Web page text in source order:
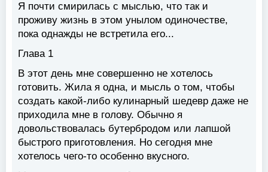
Я почти смирилась с мыслью, что так и
проживу жизнь в этом унылом одиночестве,
пока однажды не встретила его...
Глава 1
В этот день мне совершенно не хотелось
готовить. Жила я одна, и мысль о том, чтобы
создать какой-либо кулинарный шедевр даже не
приходила мне в голову. Обычно я
довольствовалась бутербродом или лапшой
быстрого приготовления. Но сегодня мне
хотелось чего-то особенно вкусного.